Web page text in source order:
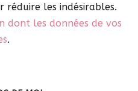
réduire les indésirables.
dont les données de vos
.